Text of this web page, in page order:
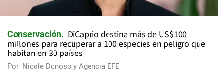
Conservación
DiCaprio destina más de US$100
millones para recuperar a 100 especies en peligro que
habitan en 30 países
Por Nicole Donoso y Agencia EFE